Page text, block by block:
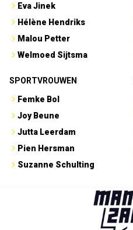
Eva Jinek
Hélène Hendriks
Malou Petter
Welmoed Sijtsma
SPORTVROUWEN
Femke Bol
Joy Beune
Jutta Leerdam
Pien Hersman
Suzanne Schulting